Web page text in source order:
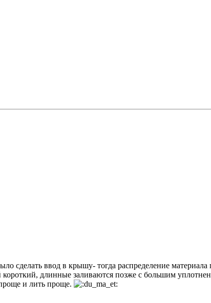
сделать ввод в крышу- тогда распределение
длинные заливаются позже с большим
и лить проще.